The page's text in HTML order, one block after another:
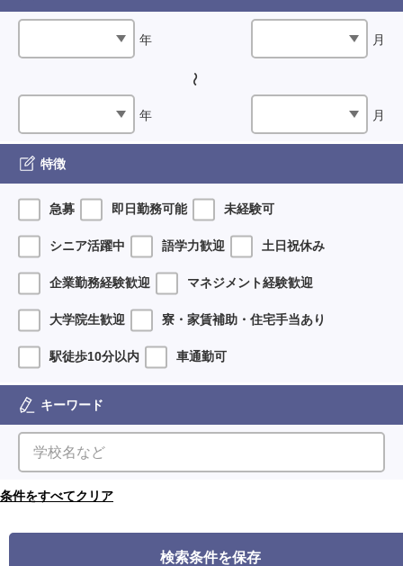
年 月
年 月
特徴
急募 即日勤務可能 未経験可
シニア活躍中 語学力歓迎 土日祝休み
企業勤務経験歓迎 マネジメント経験歓迎
大学院生歓迎 寮・家賃補助・住宅手当あり
駅徒歩10分以内 車通勤可
キーワード
検索条件を保存